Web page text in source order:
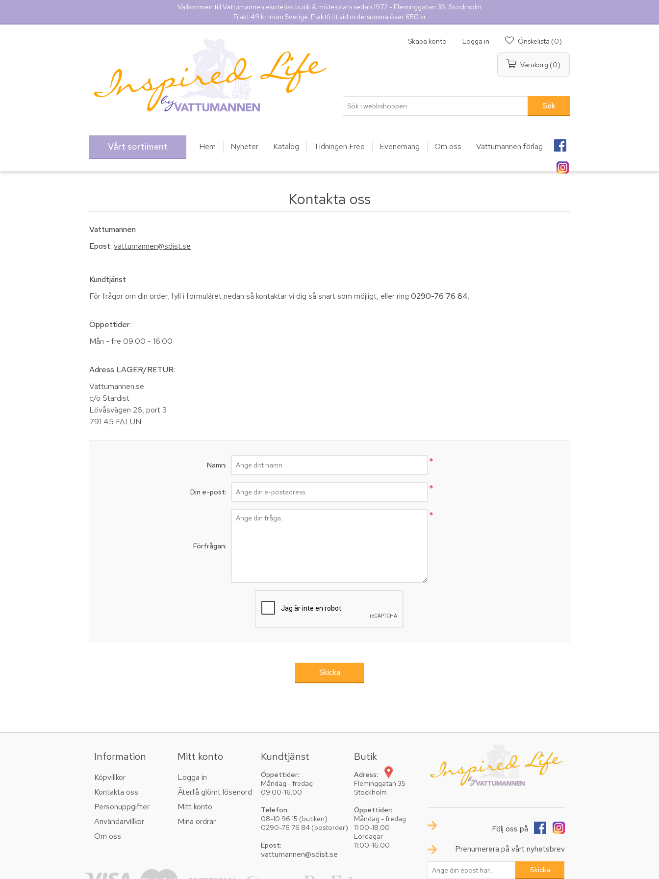
Välkommen till Vattumannen esoterisk butik & mötesplats sedan 1972 - Fleminggatan 35, Stockholm
Frakt 49 kr inom Sverige. Fraktfritt vid ordersumma över 650 kr
Skapa konto Logga in Önskelista (0)
Varukorg (0)
Vårt sortiment Hem Nyheter Katalog Tidningen Free Evenemang Om oss Vattumannen förlag
Kontakta oss
Vattumannen
Epost: vattumannen@sdist.se
Kundtjänst
För frågor om din order, fyll i formuläret nedan så kontaktar vi dig så snart som möjligt, eller ring 0290-76 76 84.
Öppettider:
Mån - fre 09:00 - 16:00
Adress LAGER/RETUR:
Vattumannen.se
c/o Stardist
Lövåsvägen 26, port 3
791 45 FALUN
Namn: *
Din e-post: *
Förfrågan:
*
Information
Köpvillkor
Kontakta oss
Personuppgifter
Användarvillkor
Om oss
Mitt konto
Logga in
Återfå glömt lösenord
Mitt konto
Mina ordrar
Kundtjänst
Öppettider:
Måndag - fredag
09:00-16.00
Telefon:
08-10 96 15 (butiken)
0290-76 76 84 (postorder)
Epost:
vattumannen@sdist.se
Butik
Adress:
Fleminggatan 35
Stockholm
Öppettider:
Måndag - fredag
11:00-18.00
Lördagar
11:00-16.00
Följ oss på
Prenumerera på vårt nyhetsbrev